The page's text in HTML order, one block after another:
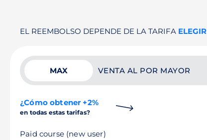
EL REEMBOLSO DEPENDE DE LA TARIFA ELEGIR
MAX VENTA AL POR MAYOR
¿Cómo obtener +2%
en todas estas tarifas?
Paid course (new user)